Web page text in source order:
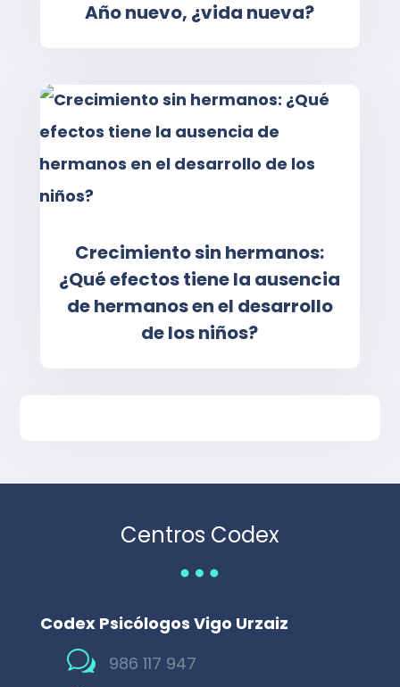
Año nuevo, ¿vida nueva?
Crecimiento sin hermanos:
¿Qué efectos tiene la ausencia
de hermanos en el desarrollo
de los niños?
Centros Codex
…
Codex Psicólogos Vigo Urzaiz
w 986 117 947